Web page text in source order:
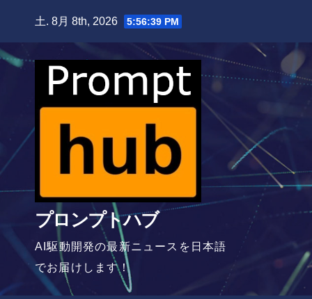
content
土. 8月 8th, 2026 5:56:40 PM
プロンプトハブ
AI駆動開発の最新ニュースを日本語
でお届けします！